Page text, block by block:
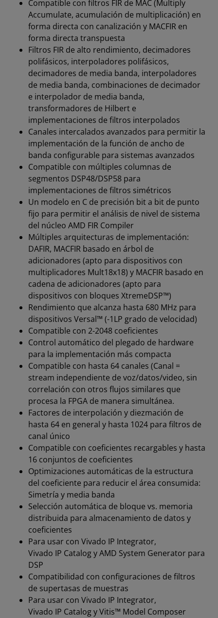
Compatible con filtros FIR de MAC (Multiply
Accumulate, acumulación de multiplicación) en
forma directa con canalización y MACFIR en
forma directa transpuesta
Filtros FIR de alto rendimiento, decimadores
polifásicos, interpoladores polifásicos,
decimadores de media banda, interpoladores
de media banda, combinaciones de decimador
e interpolador de media banda,
transformadores de Hilbert e
implementaciones de filtros interpolados
Canales intercalados avanzados para permitir la
implementación de la función de ancho de
banda configurable para sistemas avanzados
Compatible con múltiples columnas de
segmentos DSP48/DSP58 para
implementaciones de filtros simétricos
Un modelo en C de precisión bit a bit de punto
fijo para permitir el análisis de nivel de sistema
del núcleo AMD FIR Compiler
Múltiples arquitecturas de implementación:
DAFIR, MACFIR basado en árbol de
adicionadores (apto para dispositivos con
multiplicadores Mult18x18) y MACFIR basado en
cadena de adicionadores (apto para
dispositivos con bloques XtremeDSP™)
Rendimiento que alcanza hasta 680 MHz para
dispositivos Versal™ (-1LP grado de velocidad)
Compatible con 2-2048 coeficientes
Control automático del plegado de hardware
para la implementación más compacta
Compatible con hasta 64 canales (Canal =
stream independiente de voz/datos/video, sin
correlación con otros flujos similares que
procesa la FPGA de manera simultánea.
Factores de interpolación y diezmación de
hasta 64 en general y hasta 1024 para filtros de
canal único
Compatible con coeficientes recargables y hasta
16 conjuntos de coeficientes
Optimizaciones automáticas de la estructura
del coeficiente para reducir el área consumida:
Simetría y media banda
Selección automática de bloque vs. memoria
distribuida para almacenamiento de datos y
coeficientes
Para usar con Vivado IP Integrator,
Vivado IP Catalog y AMD System Generator para
DSP
Compatibilidad con configuraciones de filtros
de supertasas de muestras
Para usar con Vivado IP Integrator,
Vivado IP Catalog y Vitis™ Model Composer